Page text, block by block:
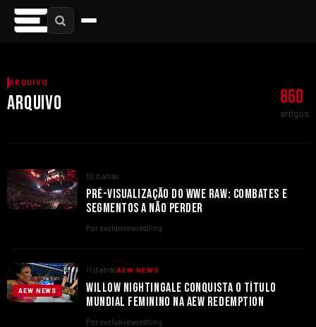
ARQUIVO
ARQUIVO 860
artigos
10 d atrás
PRÉ-VISUALIZAÇÃO DO WWE RAW: COMBATES E
SEGMENTOS A NÃO PERDER
Por exclusivewrestling
AEW NEWS
11 d atrásAEW NEWS
WILLOW NIGHTINGALE CONQUISTA O TÍTULO
MUNDIAL FEMININO NA AEW REDEMPTION
Por exclusivewrestling